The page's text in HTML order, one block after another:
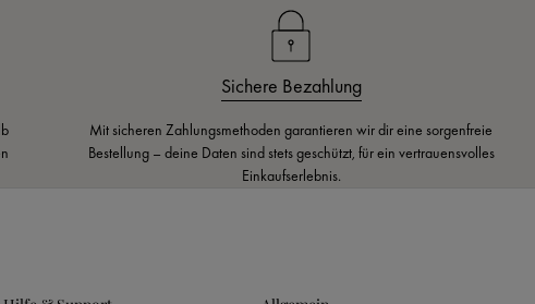
Sichere Bezahlung
Mit sicheren Zahlungsmethoden garantieren wir dir eine sorgenfreie
Bestellung – deine Daten sind stets geschützt, für ein vertrauensvolles
Einkaufserlebnis.